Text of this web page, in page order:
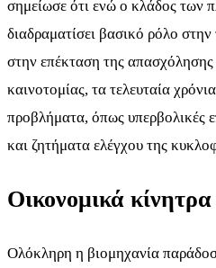
σημείωσε ότι ενώ ο κλάδος των
διαδραματίσει βασικό ρόλο
στην επέκταση της
καινοτομίας, τα τελευταία
προβλήματα, όπως υπερβολικές
και ζητήματα ελέγχου της
Οικονομικά
Ολόκληρη η βιομηχανία